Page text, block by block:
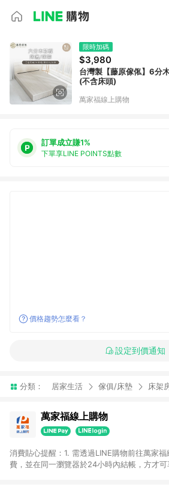
限時加碼
$3,980
台灣製【藤原傢俬】6分
(不含床頭)
萬家福線上購物
訂單成立賺1%
下單享LINE POINTS點數
價格趨勢怎麼看？
設定到價通知
分類： 居家生活 傢俱/床墊 床架
萬家福線上購物
消費貼心提醒：1. 需透過LINE購物前往萬家
費，並在同一瀏覽器於24小時內結帳，方才可